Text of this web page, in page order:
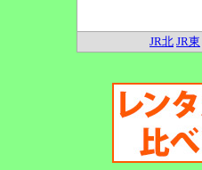
JR北 JR東